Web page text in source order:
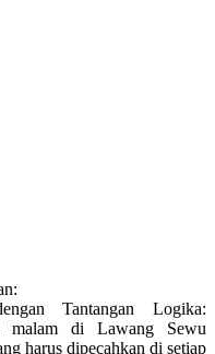
Tantangan Logika:
malam di Lawang Sewu
harus dipecahkan di setiap